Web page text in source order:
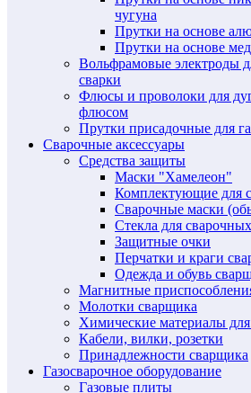
чугуна
Прутки на основе
Прутки на основе
Вольфрамовые электроды
сварки
Флюсы и проволоки для
флюсом
Прутки присадочные для
Сварочные аксессуары
Средства защиты
Маски "Хамелеон"
Комплектующие для
Сварочные маски
Стекла для
Защитные очки
Перчатки и краги
Одежда и обувь
Магнитные
Молотки сварщика
Химические материалы для
Кабели, вилки, розетки
Принадлежности сварщика
Газосварочное оборудование
Газовые плиты